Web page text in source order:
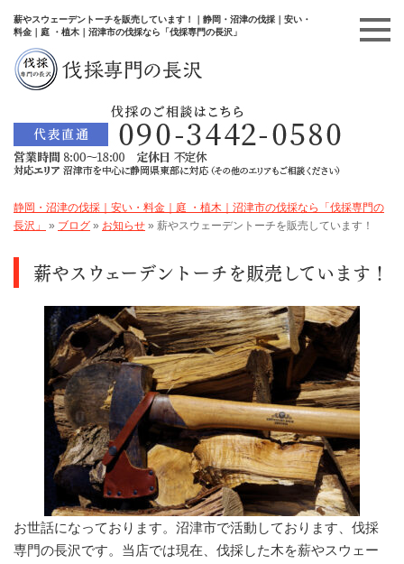
薪やスウェーデントーチを販売しています！｜静岡・沼津の伐採｜安い・
料金｜庭 ・植木｜沼津市の伐採なら「伐採専門の長沢」
静岡・沼津の伐採｜安い・料金｜庭 ・植木｜沼津市の伐採なら「伐採専門の
長沢」
» ブログ » お知らせ » 薪やスウェーデントーチを販売しています！
薪やスウェーデントーチを販売しています！
お世話になっております。沼津市で活動しております、伐採
専門の長沢です。当店では現在、伐採した木を薪やスウェー